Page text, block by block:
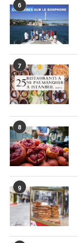
6
7
8
9